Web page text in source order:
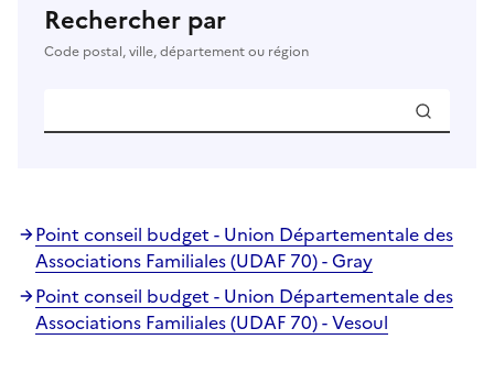
Rechercher par
Code postal, ville, département ou région
Point conseil budget - Union Départementale des
Associations Familiales (UDAF 70) - Gray
Point conseil budget - Union Départementale des
Associations Familiales (UDAF 70) - Vesoul